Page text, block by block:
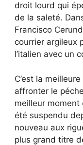
droit lourd qui
de la saleté.
Francisco
courrier argileux
l’italien avec un
C’est la
affronter le
meilleur moment
été suspendu
nouveau aux
plus grand titre